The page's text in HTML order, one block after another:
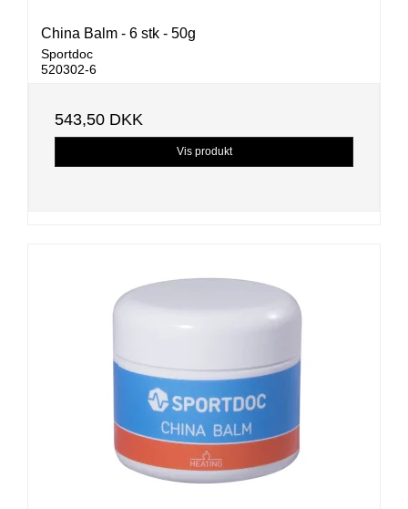
China Balm - 6 stk - 50g
Sportdoc
520302-6
543,50 DKK
Vis produkt